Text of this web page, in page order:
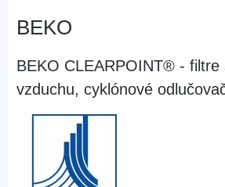
BEKO
BEKO CLEARPOINT® - filtre
vzduchu, cyklónové